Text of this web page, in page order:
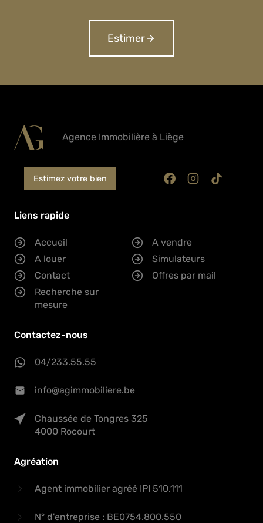
Estimer
Agence Immobilière à Liège
Estimez votre bien
Liens rapide
Accueil
A vendre
A louer
Simulateurs
Contact
Offres par mail
Recherche sur
mesure
Contactez-nous
04/233.55.55
info@agimmobiliere.be
Chaussée de Tongres 325
4000 Rocourt
Agréation
Agent immobilier agréé IPI 510.111
N° d'entreprise : BE0754.800.550